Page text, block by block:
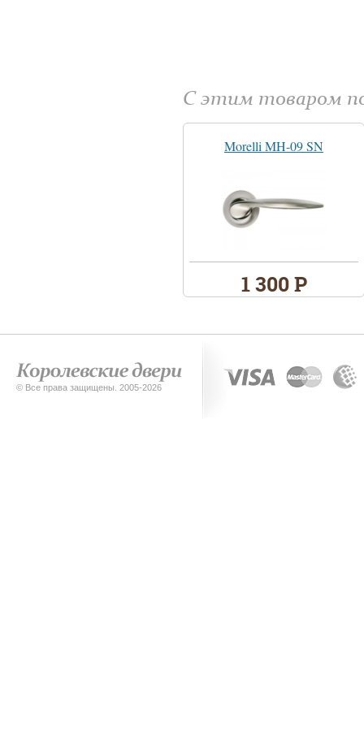
С этим товаром
Morelli MH-09 SN
1 300 Р
© Все права защищены. 2005-2026